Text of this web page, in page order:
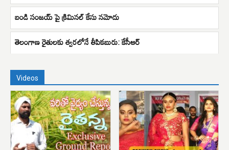
బండి సంజయ్ పై క్రిమినల్ కేసు నమోదు
తెలంగాణ రైతులకు త్వరలోనే తీపికబురు: కేసీఆర్‌
Videos